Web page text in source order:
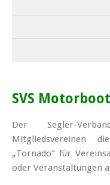
SVS Motorboot
Der Segler-
Mitgliedsvereinen
„Tornado“ für
oder Veranstaltungen